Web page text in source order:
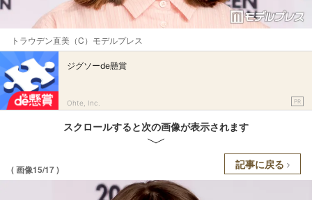
トラウデン直美（C）モデルプレス
ジグソーde懸賞
Ohte, Inc. PR
スクロールすると次の画像が表示されます
( 画像15/17 ) 記事に戻る